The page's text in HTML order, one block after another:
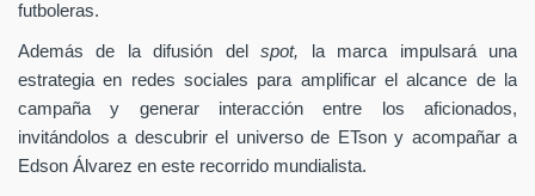
futboleras.
Además de la difusión delspot,
la marca impulsará una
estrategia en redes sociales para amplificar el alcance de la
campaña y generar interacción entre los aficionados,
invitándolos a descubrir el universo de ETson y acompañar a
Edson Álvarez en este recorrido mundialista.